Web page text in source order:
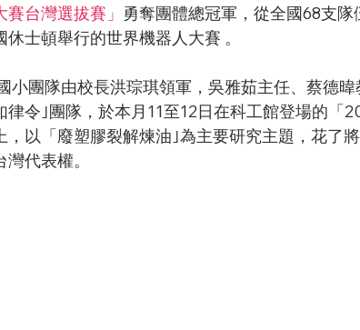
台灣選拔賽」 勇奪團體總冠軍，從全國68支
士頓舉行的世界機器人大賽 。
律令｣團隊，於本月11至12日在科工館登場的「
，以「廢塑膠裂解煉油｣為主要研究主題，花了
代表權。